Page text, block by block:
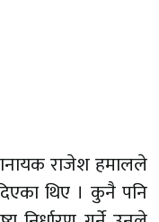
राजेश हमालले
दिएका थिए । कुनै पनि